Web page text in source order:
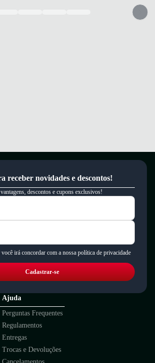
receber novidades e descontos!
descontos e cupons exclusivos!
irá concordar com a nossa política de privacidade
Cadastrar-se
Ajuda
Perguntas Frequentes
Regulamentos
Entregas
Trocas e Devoluções